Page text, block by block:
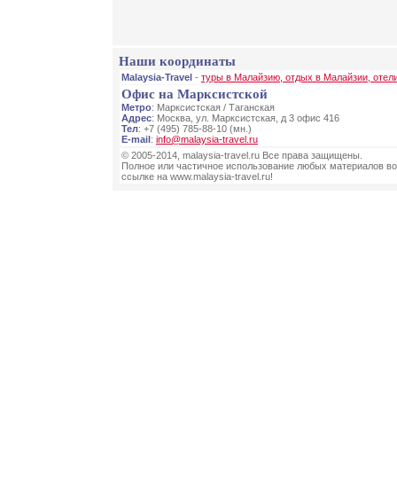
Наши координаты
Malaysia-Travel - туры в Малайзию, отдых в Малайзии,
Офис на Марксистской
Метро: Марксистская / Таганская
Адрес: Москва, ул. Марксистская, д 3 офис 416
Тел: +7 (495) 785-88-10 (мн.)
E-mail: info@malaysia-travel.ru
© 2005-2014, malaysia-travel.ru Все права защищены.
Полное или частичное использование любых материалов
ссылке на www.malaysia-travel.ru!